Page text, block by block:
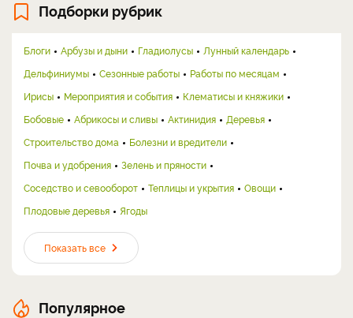
Подборки рубрик
Блоги Арбузы и дыни Гладиолусы
Лунный календарь
Дельфиниумы
Сезонные работы
Работы по месяцам
Ирисы
Мероприятия и события
Клематисы и княжики
Бобовые
Абрикосы и сливы Актинидия
Деревья
Строительство дома
Болезни и вредители
Почва и удобрения
Зелень и пряности
Соседство и севооборот
Теплицы и укрытия
Овощи
Плодовые деревья
Ягоды
Показать все
Популярное